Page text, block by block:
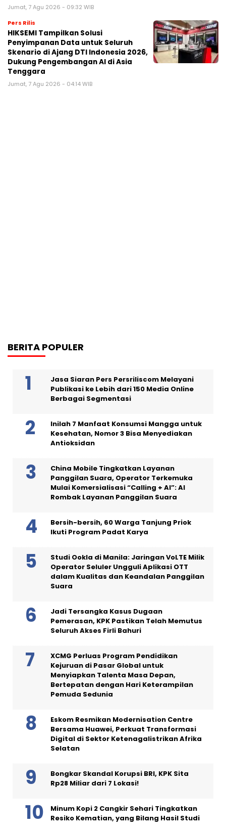
Jumat, 7 Agu 2026 - 09:32 WIB
Pers Rilis
HIKSEMI Tampilkan Solusi
Penyimpanan Data untuk Seluruh
Skenario di Ajang DTI Indonesia 2026,
Dukung Pengembangan AI di Asia
Tenggara
Jumat, 7 Agu 2026 - 04:14 WIB
BERITA POPULER
Jasa Siaran Pers Persriliscom Melayani
Publikasi ke Lebih dari 150 Media Online
Berbagai Segmentasi
Inilah 7 Manfaat Konsumsi Mangga untuk
Kesehatan, Nomor 3 Bisa Menyediakan
Antioksidan
China Mobile Tingkatkan Layanan
Panggilan Suara, Operator Terkemuka
Mulai Komersialisasi “Calling + AI”: AI
Rombak Layanan Panggilan Suara
Bersih-bersih, 60 Warga Tanjung Priok
Ikuti Program Padat Karya
Studi Ookla di Manila: Jaringan VoLTE Milik
Operator Seluler Ungguli Aplikasi OTT
dalam Kualitas dan Keandalan Panggilan
Suara
Jadi Tersangka Kasus Dugaan
Pemerasan, KPK Pastikan Telah Memutus
Seluruh Akses Firli Bahuri
XCMG Perluas Program Pendidikan
Kejuruan di Pasar Global untuk
Menyiapkan Talenta Masa Depan,
Bertepatan dengan Hari Keterampilan
Pemuda Sedunia
Eskom Resmikan Modernisation Centre
Bersama Huawei, Perkuat Transformasi
Digital di Sektor Ketenagalistrikan Afrika
Selatan
Bongkar Skandal Korupsi BRI, KPK Sita
Rp28 Miliar dari 7 Lokasi!
Minum Kopi 2 Cangkir Sehari Tingkatkan
Resiko Kematian, yang Bilang Hasil Studi